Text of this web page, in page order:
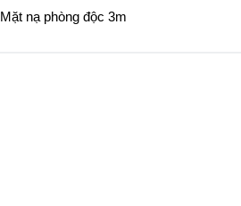
Mặt nạ phòng độc 3m